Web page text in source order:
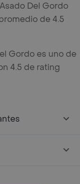
Del Gordo
de 4.5
Gordo es uno de
4.5 de rating